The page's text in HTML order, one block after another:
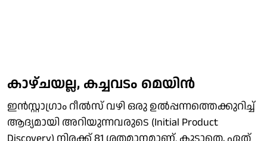
കാഴ്ചയല്ല, കച്ചവടം മെയിന്‍
ഇന്‍സ്റ്റാഗ്രാം റീല്‍സ് വഴി ഒരു ഉല്‍പ്പന്നത്തെക്കുറിച്ച്
ആദ്യമായി അറിയുന്നവരുടെ (Initial Product